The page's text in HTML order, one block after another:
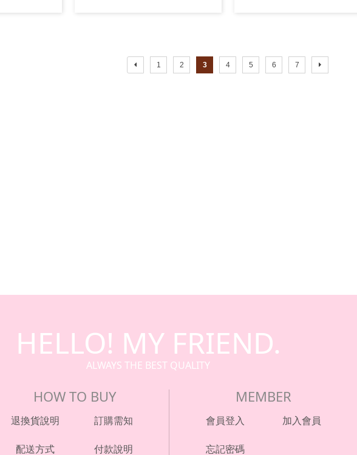
1 2 3 4 5 6 7
HELLO! MY FRIEND.
ALWAYS THE BEST QUALITY
HOW TO BUY
退換貨說明 訂購需知
配送方式 付款說明
MEMBER
會員登入 加入會員
忘記密碼